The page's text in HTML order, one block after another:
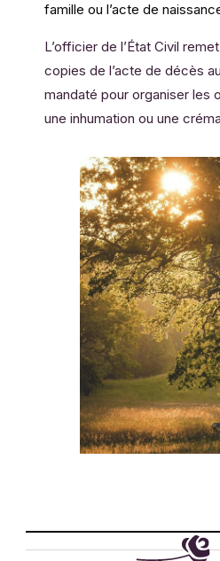
famille ou l’acte de
L’officier de l’État Civil
copies de l’acte de décès au
mandaté pour organiser les
une inhumation ou une